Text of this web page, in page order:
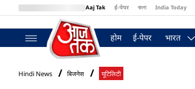
Aaj Tak ई-पेपर বাংলা India Today
BT Bazaar
होम ई-पेपर भारत
Hindi News बिजनेस यूटिलिटी